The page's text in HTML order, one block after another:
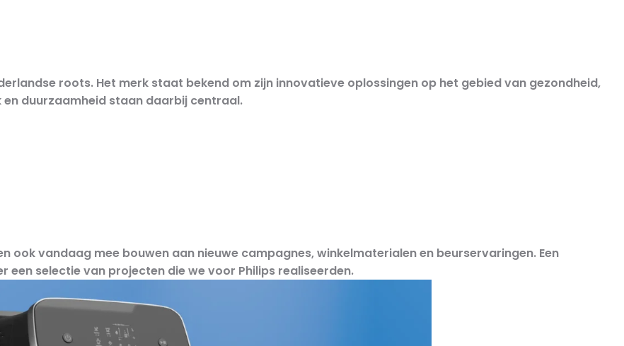
roots. Het merk staat bekend om zijn innovatieve oplossingen op het gebied van gezondheid,
duurzaamheid staan daarbij centraal.
ook vandaag mee bouwen aan nieuwe campagnes, winkelmaterialen en beurservaringen. Een
selectie van projecten die we voor Philips realiseerden.